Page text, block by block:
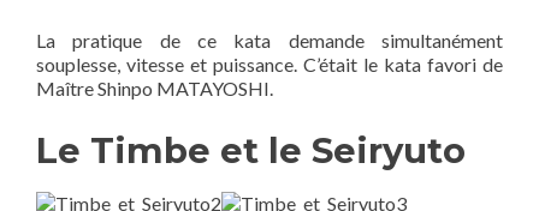
La pratique de ce kata demande simultanément
souplesse, vitesse et puissance. C’était le kata favori de
Maître Shinpo MATAYOSHI.
Le Timbe et le Seiryuto